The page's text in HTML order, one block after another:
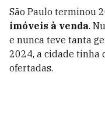
São Paulo terminou
imóveis à venda.
e nunca teve tanta
2024, a cidade tinha
ofertadas.